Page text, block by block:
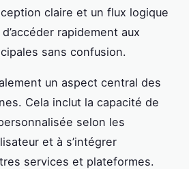
claire et un flux logique
rapidement aux
sans confusion.
un aspect central des
Cela inclut la capacité de
selon les
et à s’intégrer
services et plateformes.